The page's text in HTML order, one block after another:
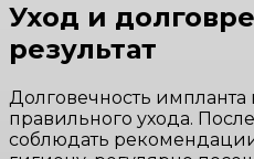
Уход и
результат
Долговечность импланта
правильного ухода.
соблюдать